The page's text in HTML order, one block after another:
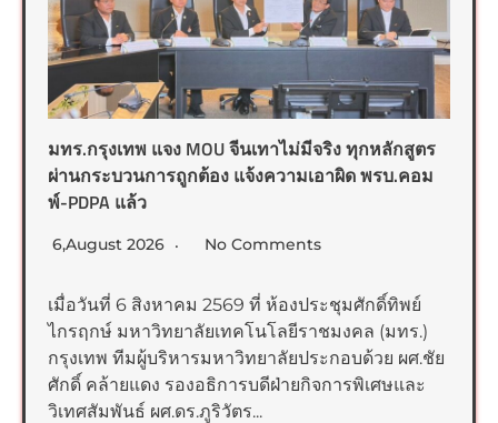
มทร.กรุงเทพ แจง MOU จีนเทาไม่มีจริง ทุกหลักสูตร
ผ่านกระบวนการถูกต้อง แจ้งความเอาผิด พรบ.คอม
พ์-PDPA แล้ว
6,August 2026 No Comments
เมื่อวันที่ 6 สิงหาคม 2569 ที่ ห้องประชุมศักดิ์ทิพย์
ไกรฤกษ์ มหาวิทยาลัยเทคโนโลยีราชมงคล (มทร.)
กรุงเทพ ทีมผู้บริหารมหาวิทยาลัยประกอบด้วย ผศ.ชัย
ศักดิ์ คล้ายแดง รองอธิการบดีฝ่ายกิจการพิเศษและ
วิเทศสัมพันธ์ ผศ.ดร.ภูริวัตร...